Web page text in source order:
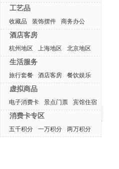
工艺品
收藏品 装饰摆件 商务办公
酒店客房
杭州地区 上海地区 北京地区
生活服务
旅行套餐 酒店客房 餐饮娱乐
虚拟商品
电子消费卡 景点门票 宾馆住宿
消费卡专区
五千积分 一万积分 两万积分
最近浏览产品